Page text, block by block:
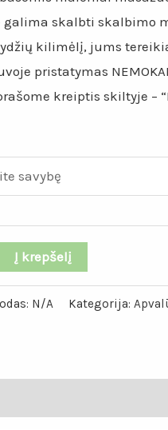
galima skalbti skalbimo
kilimėlį, jums
pristatymas
kreiptis skiltyje –
Į krepšelį
N/A Kategorija: